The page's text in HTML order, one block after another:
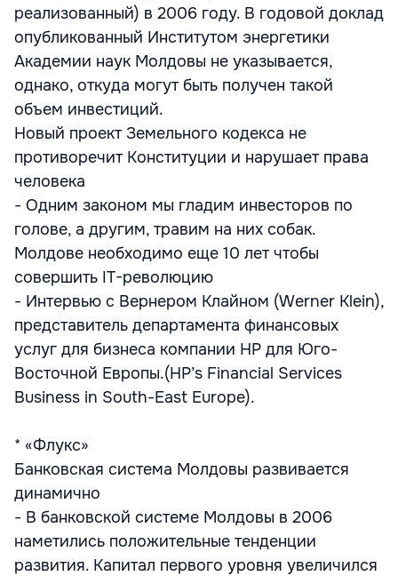
реализованный) в 2006 году. В годовой доклад
опубликованный Институтом энергетики
Академии наук Молдовы не указывается,
однако, откуда могут быть получен такой
объем инвестиций.
Новый проект Земельного кодекса не
противоречит Конституции и нарушает права
человека
- Одним законом мы гладим инвесторов по
голове, а другим, травим на них собак.
Молдове необходимо еще 10 лет чтобы
совершить IT-революцию
- Интервью с Вернером Клайном (Werner Klein),
представитель департамента финансовых
услуг для бизнеса компании HP для Юго-
Восточной Европы.(HP’s Financial Services
Business in South-East Europe).
* «Флукс»
Банковская система Молдовы развивается
динамично
- В банковской системе Молдовы в 2006
наметились положительные тенденции
развития. Капитал первого уровня увеличился